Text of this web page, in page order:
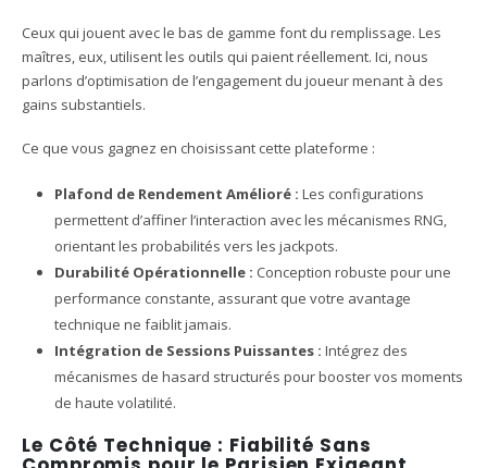
Ceux qui jouent avec le bas de gamme font du remplissage. Les
maîtres, eux, utilisent les outils qui paient réellement. Ici, nous
parlons d’optimisation de l’engagement du joueur menant à des
gains substantiels.
Ce que vous gagnez en choisissant cette plateforme :
Plafond de Rendement Amélioré : Les configurations
permettent d’affiner l’interaction avec les mécanismes RNG,
orientant les probabilités vers les jackpots.
Durabilité Opérationnelle : Conception robuste pour une
performance constante, assurant que votre avantage
technique ne faiblit jamais.
Intégration de Sessions Puissantes : Intégrez des
mécanismes de hasard structurés pour booster vos moments
de haute volatilité.
Le Côté Technique : Fiabilité Sans